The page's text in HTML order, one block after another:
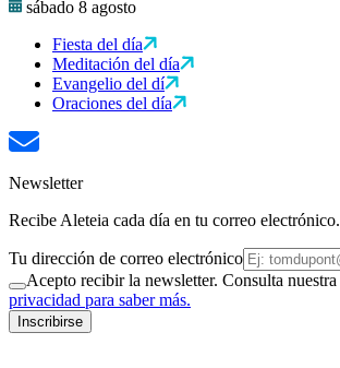
sábado 8 agosto
Fiesta del día
Meditación del día
Evangelio del dí
Oraciones del día
Newsletter
Recibe Aleteia cada día en tu correo electrónico.
Tu dirección de correo electrónico
Acepto recibir la newsletter. Consulta nuestra
privacidad para saber más.
Inscribirse